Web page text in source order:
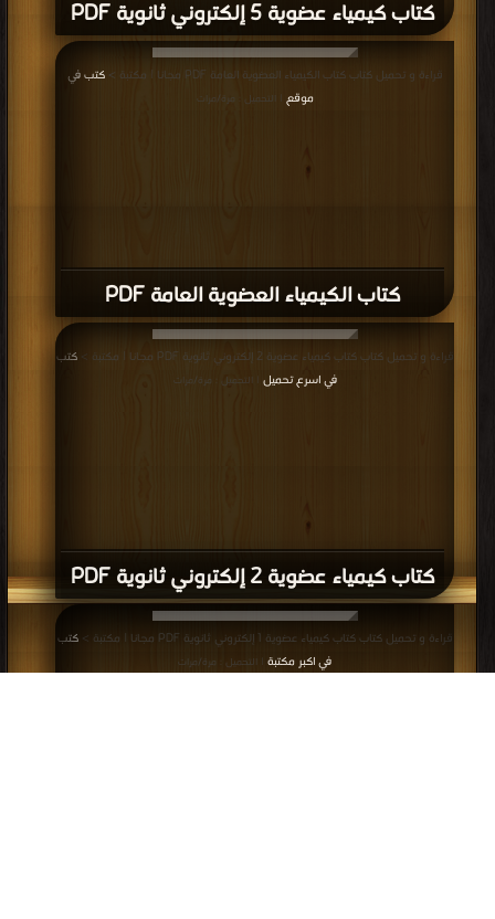
كتاب الكيمياء العضوية العامة PDF
قراءة و تحميل كتاب كتاب الكيمياء العضوية العامة PDF مجانا | مكتبة >
كتب في
موقع
كتاب كيمياء عضوية 2 إلكتروني ثانوية PDF
قراءة و تحميل كتاب كتاب كيمياء عضوية 2 إلكتروني ثانوية PDF مجانا | مكتبة >
كتب
في اسرع تحميل
قراءة و تحميل كتاب كتاب كيمياء عضوية 1 إلكتروني ثانوية PDF مجانا | مكتبة >
كتب
في اكبر مكتبة